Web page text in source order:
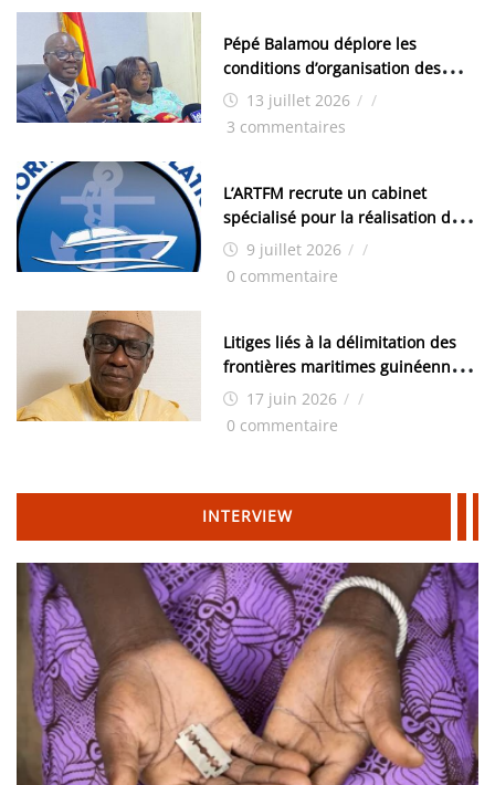
Pépé Balamou déplore les
conditions d’organisation des
examens nationaux : « Si ce sont
les élections, on trouve tous les
13 juillet 2026 / /
3 commentaires
L’ARTFM recrute un cabinet
spécialisé pour la réalisation des
études techniques
9 juillet 2026 / /
0 commentaire
Litiges liés à la délimitation des
frontières maritimes guinéennes:
Idrissa Chérif écrit au ministre
des Hydrocarbures
17 juin 2026 / /
0 commentaire
INTERVIEW